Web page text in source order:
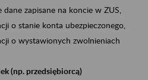
dane zapisane na koncie w ZUS,
o stanie konta ubezpieczonego,
o wystawionych zwolnieniach
(np. przedsiębiorcą)